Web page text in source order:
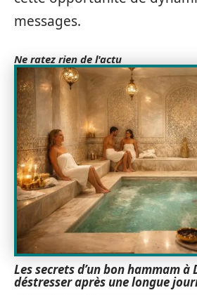
messages.
Ne ratez rien de l'actu
Les secrets d’un bon hammam à
déstresser après une longue